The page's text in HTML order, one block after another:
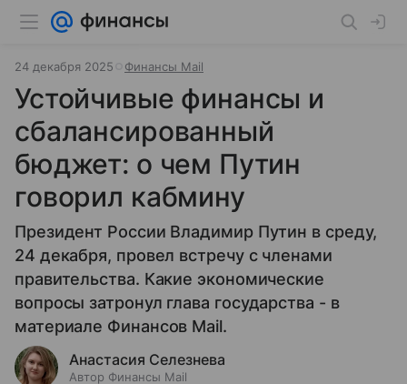
24 декабря 2025 Финансы Mail
Устойчивые финансы и
сбалансированный
бюджет: о чем Путин
говорил кабмину
Президент России Владимир Путин в среду,
24 декабря, провел встречу с членами
правительства. Какие экономические
вопросы затронул глава государства - в
материале Финансов Mail.
Анастасия Селезнева
Автор Финансы Mail